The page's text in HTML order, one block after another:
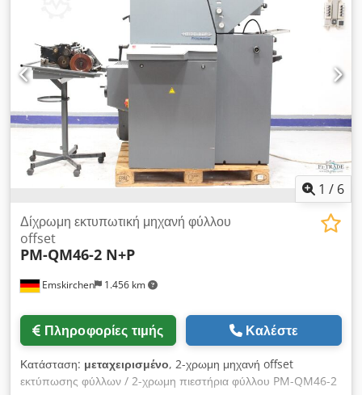
1 / 6
Emskirchen 1.456 km
Δίχρωμη εκτυπωτική μηχανή φύλλου
offset
PM-QM46-2 N+P
Πληροφορίες τιμής Καλέστε
Κατάσταση: μεταχειρισμένο, 2-χρωμη μηχανή offset
εκτύπωσης φύλλων / 2-χρωμη πιεστήρια φύλλου PM-QM46-2